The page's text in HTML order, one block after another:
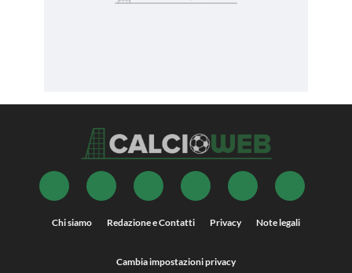
Chi siamo Redazione e Contatti Privacy Note legali
Cambia impostazioni privacy